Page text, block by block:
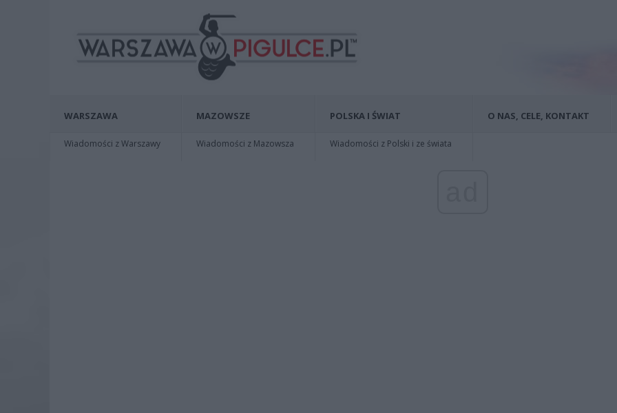
WARSZAWA
Wiadomości z Warszawy
MAZOWSZE
Wiadomości z Mazowsza
POLSKA I ŚWIAT
Wiadomości z Polski i ze świata
O NAS, CELE, KONTAKT